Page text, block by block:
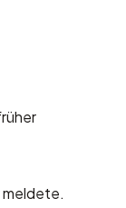
meldete.